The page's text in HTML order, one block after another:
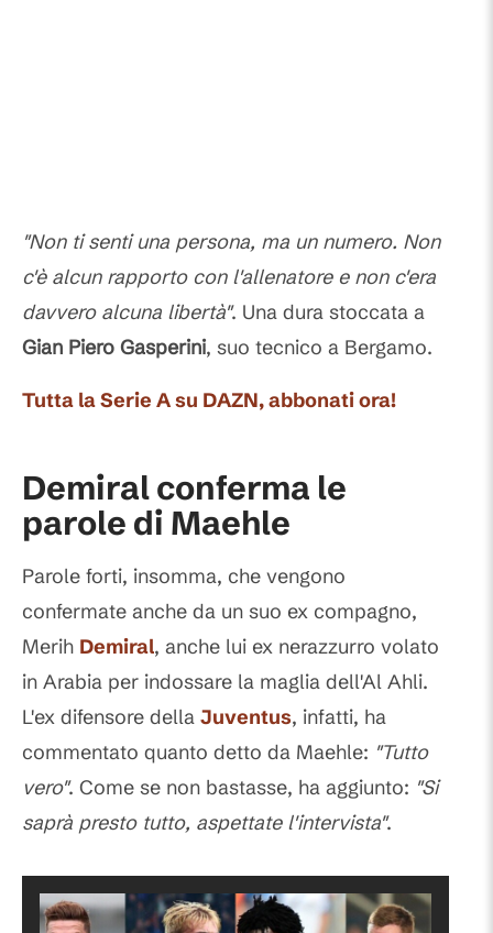
"Non ti senti una persona, ma un numero. Non
c'è alcun rapporto con l'allenatore e non c'era
davvero alcuna libertà". Una dura stoccata a
Gian Piero Gasperini, suo tecnico a Bergamo.
Tutta la Serie A su DAZN, abbonati ora!
Demiral conferma le
parole di Maehle
Parole forti, insomma, che vengono
confermate anche da un suo ex compagno,
Merih Demiral, anche lui ex nerazzurro volato
in Arabia per indossare la maglia dell'Al Ahli.
L'ex difensore della Juventus, infatti, ha
commentato quanto detto da Maehle: "Tutto
vero". Come se non bastasse, ha aggiunto: "Si
saprà presto tutto, aspettate l'intervista".